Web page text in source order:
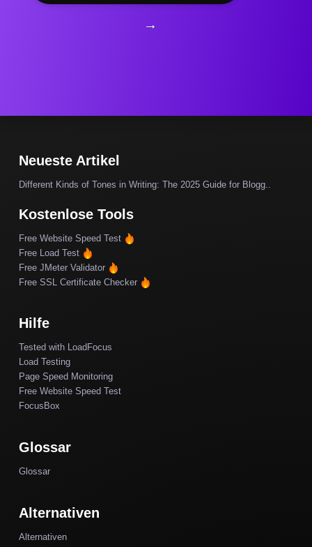
→
Neueste Artikel
Different Kinds of Tones in Writing: The 2025 Guide for Blogg..
Kostenlose Tools
Free Website Speed Test
Free Load Test
Free JMeter Validator
Free SSL Certificate Checker
Hilfe
Tested with LoadFocus
Load Testing
Page Speed Monitoring
Free Website Speed Test
FocusBox
Glossar
Glossar
Alternativen
Alternativen